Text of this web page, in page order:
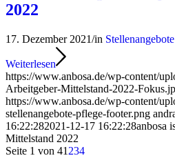
2022
17. Dezember 2021/in
Weiterlesen
https://www.anbosa.de/wp-content/
Arbeitgeber-Mittelstand-2022-
https://www.anbosa.de/wp-content/
stellenangebote-pflege-footer.png
16:22:282021-12-17 16:22:28anbosa
Mittelstand 2022
Seite 1 von 41 234